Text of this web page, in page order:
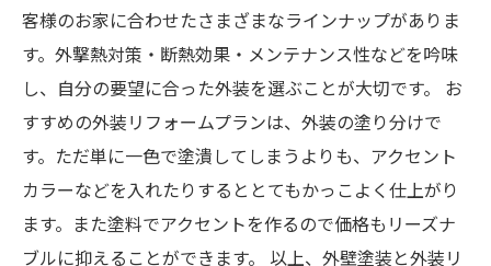
客様のお家に合わせたさまざまなラインナップがありま
す。外撃熱対策・断熱効果・メンテナンス性などを吟味
し、自分の要望に合った外装を選ぶことが大切です。 お
すすめの外装リフォームプランは、外装の塗り分けで
す。ただ単に一色で塗潰してしまうよりも、アクセント
カラーなどを入れたりするととてもかっこよく仕上がり
ます。また塗料でアクセントを作るので価格もリーズナ
ブルに抑えることができます。 以上、外壁塗装と外装リ